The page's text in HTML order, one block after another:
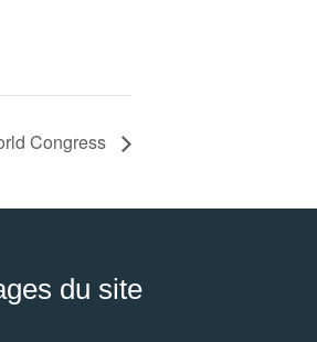
Congress
du site